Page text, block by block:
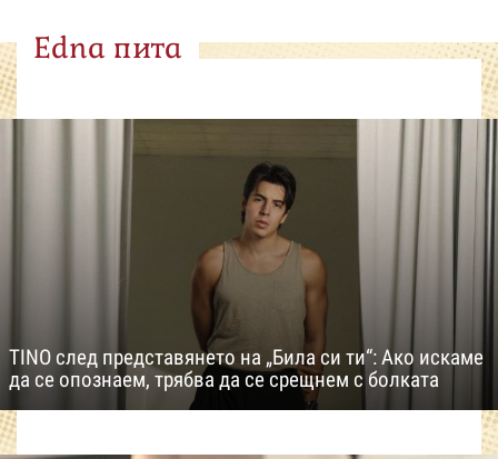
Edna пита
TINO след представянето на „Била си ти“: Ако искаме
да се опознаем, трябва да се срещнем с болката